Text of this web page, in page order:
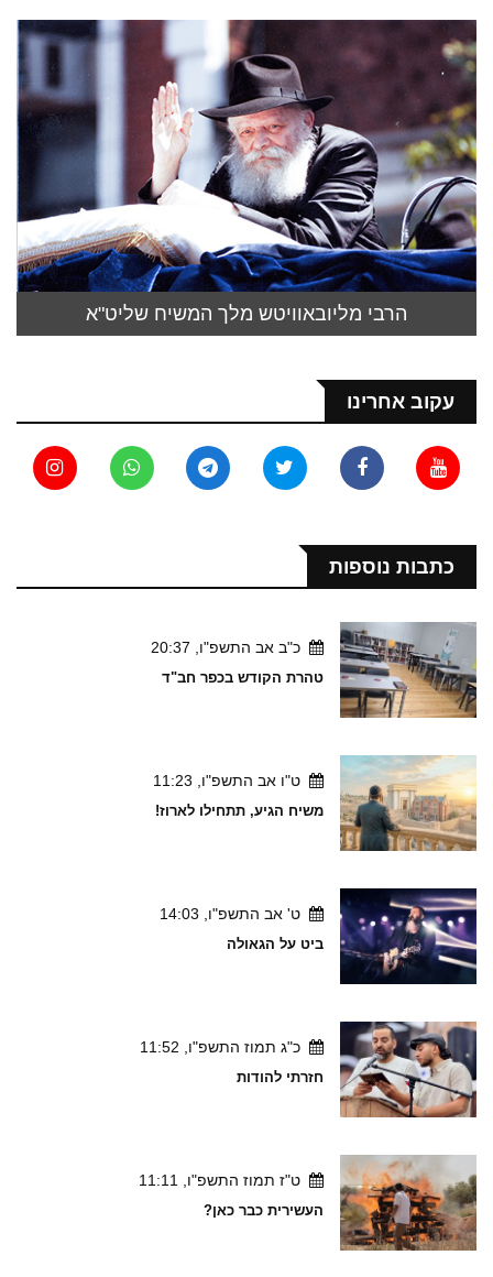
הרבי מליובאוויטש מלך המשיח שליט"א
עקוב אחרינו
כתבות נוספות
כ"ב אב התשפ"ו, 20:37
טהרת הקודש בכפר חב"ד
ט"ו אב התשפ"ו, 11:23
משיח הגיע, תתחילו לארוז!
ט' אב התשפ"ו, 14:03
ביט על הגאולה
כ"ג תמוז התשפ"ו, 11:52
חזרתי להודות
ט"ז תמוז התשפ"ו, 11:11
העשירית כבר כאן?